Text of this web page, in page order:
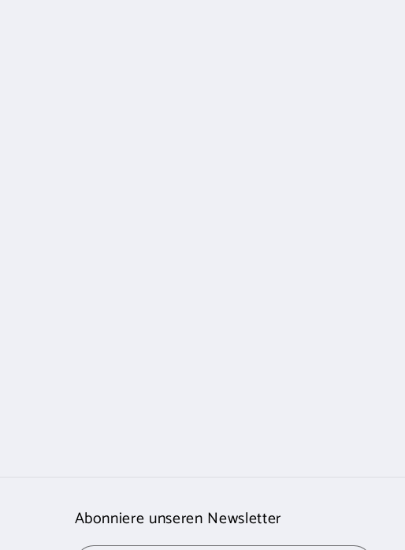
Abonniere unseren Newsletter